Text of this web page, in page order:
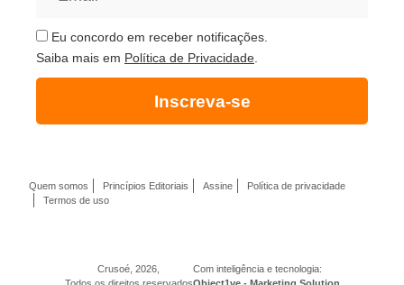
Eu concordo em receber notificações.
Saiba mais em Política de Privacidade
Inscreva-se
Crusoé, 2026,
Com inteligência e tecnologia:
Quem somos Princípios Editoriais Assine
Política de privacidade
Termos de uso